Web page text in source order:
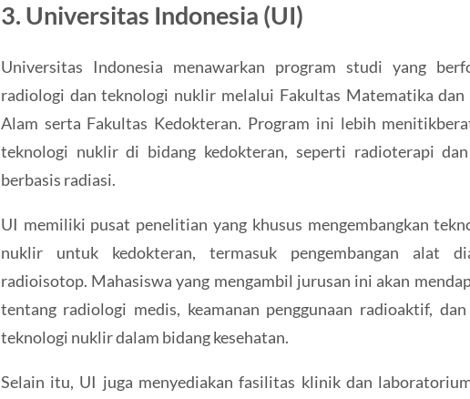
3. Universitas Indonesia (UI)
Universitas Indonesia menawarkan program studi yang
radiologi dan teknologi nuklir melalui Fakultas Matematika dan
Alam serta Fakultas Kedokteran. Program ini lebih
teknologi nuklir di bidang kedokteran, seperti radioterapi
berbasis radiasi.
UI memiliki pusat penelitian yang khusus mengembangkan
nuklir untuk kedokteran, termasuk pengembangan alat
radioisotop. Mahasiswa yang mengambil jurusan ini akan
tentang radiologi medis, keamanan penggunaan radioaktif,
teknologi nuklir dalam bidang kesehatan.
Selain itu, UI juga menyediakan fasilitas klinik dan